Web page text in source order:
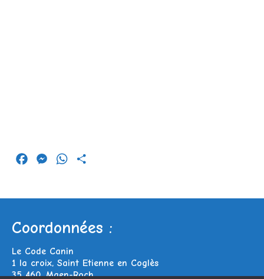
FacebookMessengerWhatsApp
Coordonnées :
Le Code Canin
1 la croix, Saint Etienne en Coglès
35 460, Maen-Roch